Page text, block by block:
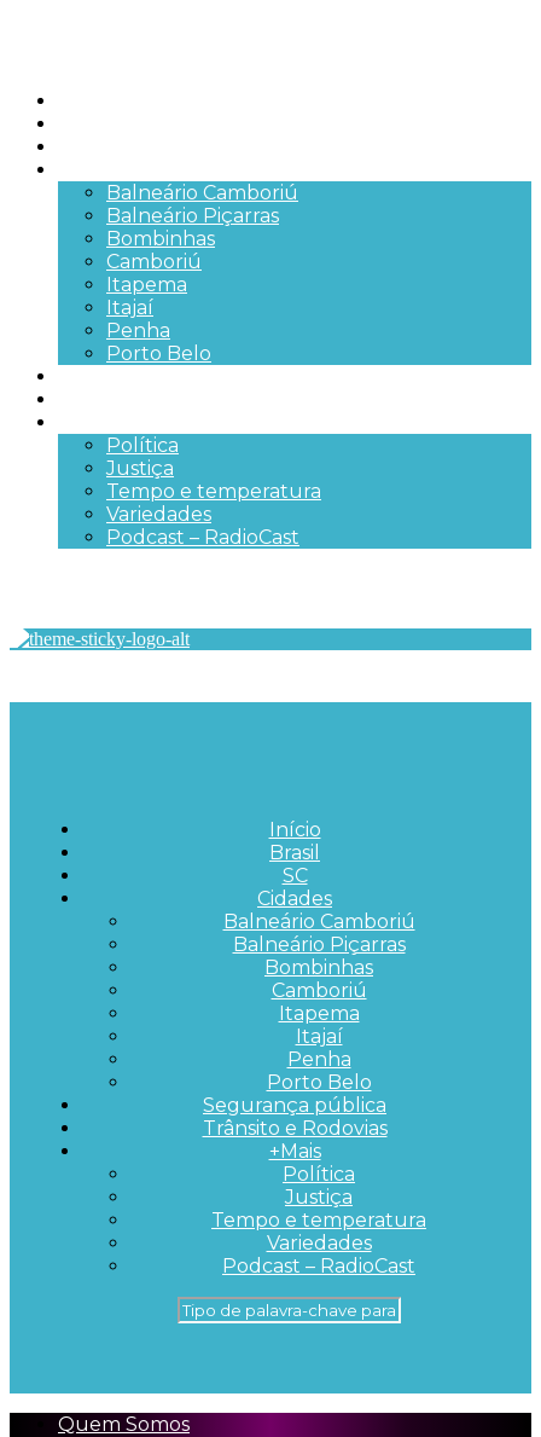
Balneário Camboriú
Balneário Piçarras
Bombinhas
Camboriú
Itapema
Itajaí
Penha
Porto Belo
Política
Justiça
Tempo e temperatura
Variedades
Podcast – RadioCast
Início
Brasil
SC
Cidades
Balneário Camboriú
Balneário Piçarras
Bombinhas
Camboriú
Itapema
Itajaí
Penha
Porto Belo
Segurança pública
Trânsito e Rodovias
+Mais
Política
Justiça
Tempo e temperatura
Variedades
Podcast – RadioCast
Quem Somos